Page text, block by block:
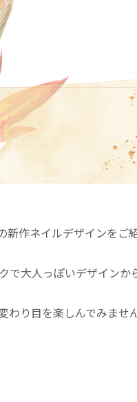
新作ネイルデザインをご
で大人っぽいデザインか
わり目を楽しんでみませ